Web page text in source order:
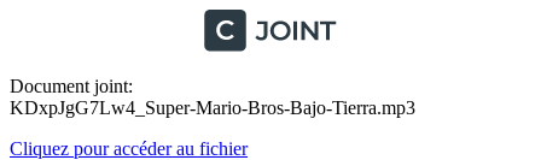
Document joint:
KDxpJgG7Lw4_Super-Mario-Bros-Bajo-Tierra.mp3
Cliquez pour accéder au fichier